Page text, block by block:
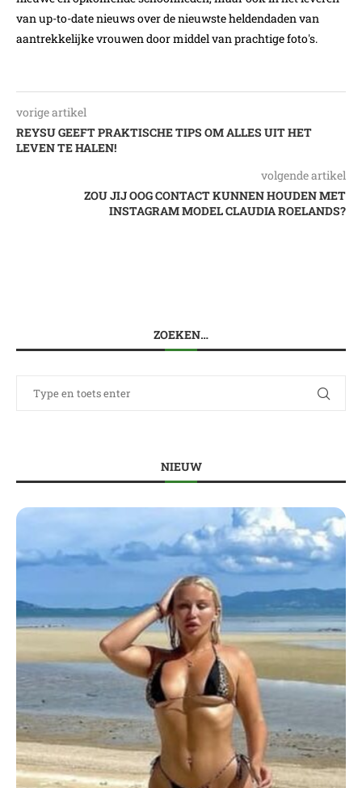
van up-to-date nieuws over de nieuwste heldendaden van
aantrekkelijke vrouwen door middel van prachtige foto's.
vorige artikel
REYSU GEEFT PRAKTISCHE TIPS OM ALLES UIT HET
LEVEN TE HALEN!
volgende artikel
ZOU JIJ OOG CONTACT KUNNEN HOUDEN MET
INSTAGRAM MODEL CLAUDIA ROELANDS?
ZOEKEN…
NIEUW